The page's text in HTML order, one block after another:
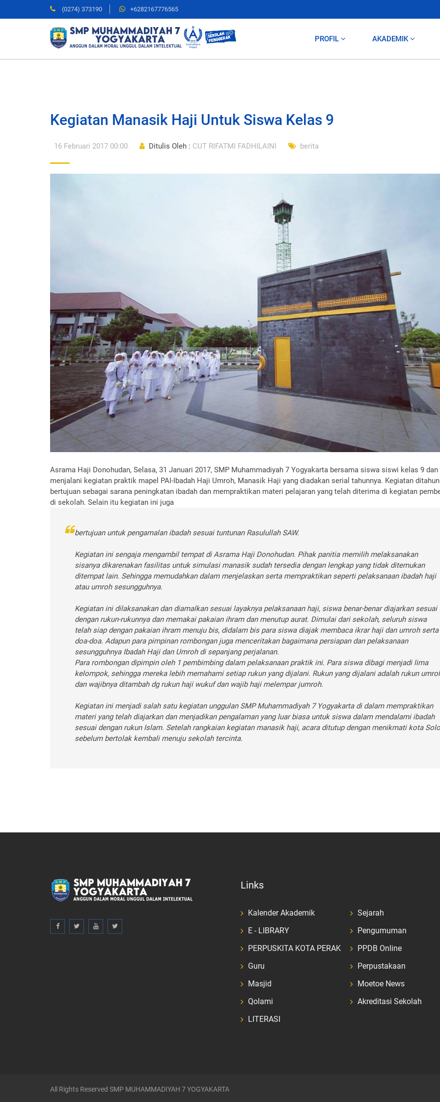
(0274) 373190 +6282167776565
PROFIL AKADEMIK
Kegiatan Manasik Haji Untuk Siswa Kelas 9
16 Februari 2017 00:00 Ditulis Oleh : CUT RIFATMI FADHILAINI berita
Asrama Haji Donohudan, Selasa, 31 Januari 2017, SMP Muhammadiyah 7 Yogyakarta bersama siswa siswi kelas 9 dan
menjalani kegiatan praktik mapel PAI-Ibadah Haji Umroh, Manasik Haji yang diadakan serial tahunnya. Kegiatan
bertujuan sebagai sarana peningkatan ibadah dan mempraktikan materi pelajaran yang telah diterima di kegiatan
di sekolah. Selain itu kegiatan ini juga
bertujuan untuk pengamalan ibadah sesuai tuntunan Rasulullah SAW.
Kegiatan ini sengaja mengambil tempat di Asrama Haji Donohudan. Pihak panitia memilih melaksanakan
sisanya dikarenakan fasilitas untuk simulasi manasik sudah tersedia dengan lengkap yang tidak ditemukan
ditempat lain. Sehingga memudahkan dalam menjelaskan serta mempraktikan seperti pelaksanaan ibadah haji
atau umroh sesungguhnya.
Kegiatan ini dilaksanakan dan diamalkan sesuai layaknya pelaksanaan haji, siswa benar-benar diajarkan sesuai
dengan rukun-rukunnya dan memakai pakaian ihram dan menutup aurat. Dimulai dari sekolah, seluruh siswa
telah siap dengan pakaian ihram menuju bis, didalam bis para siswa diajak membaca ikrar haji dan umroh serta
doa-doa. Adapun para pimpinan rombongan juga menceritakan bagaimana persiapan dan pelaksanaan
sesungguhnya Ibadah Haji dan Umroh di sepanjang perjalanan.
Para rombongan dipimpin oleh 1 pembimbing dalam pelaksanaan praktik ini. Para siswa dibagi menjadi lima
kelompok, sehingga mereka lebih memahami setiap rukun yang dijalani. Rukun yang dijalani adalah rukun
dan wajibnya ditambah dg rukun haji wukuf dan wajib haji melempar jumroh.
Kegiatan ini menjadi salah satu kegiatan unggulan SMP Muhammadiyah 7 Yogyakarta di dalam mempraktikan
materi yang telah diajarkan dan menjadikan pengalaman yang luar biasa untuk siswa dalam mendalami ibadah
sesuai dengan rukun Islam. Setelah rangkaian kegiatan manasik haji, acara ditutup dengan menikmati kota Solo
sebelum bertolak kembali menuju sekolah tercinta.
Links
Kalender Akademik
E - LIBRARY
PERPUSKITA KOTA PERAK
Guru
Masjid
Qolami
LITERASI
Sejarah
Pengumuman
PPDB Online
Perpustakaan
Moetoe News
Akreditasi Sekolah
All Rights Reserved SMP MUHAMMADIYAH 7 YOGYAKARTA